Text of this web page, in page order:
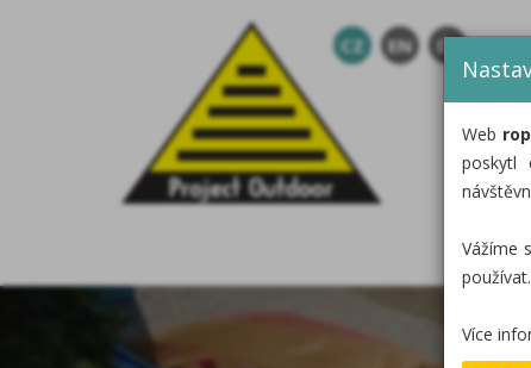
CZ EN DE
Web
poskytl
Vážíme
používat.
Více